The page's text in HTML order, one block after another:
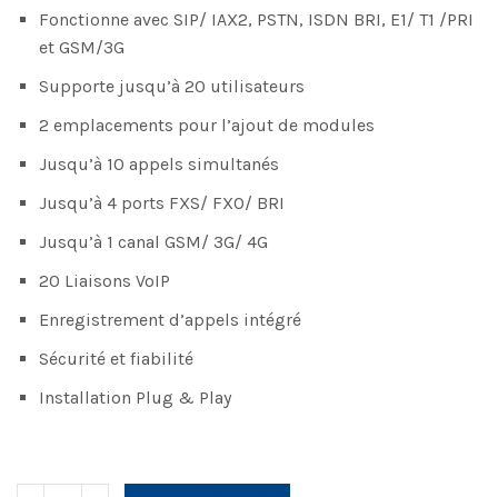
Fonctionne avec SIP/ IAX2, PSTN, ISDN BRI, E1/ T1 /PRI
et GSM/3G
Supporte jusqu’à 20 utilisateurs
2 emplacements pour l’ajout de modules
Jusqu’à 10 appels simultanés
Jusqu’à 4 ports FXS/ FXO/ BRI
Jusqu’à 1 canal GSM/ 3G/ 4G
20 Liaisons VoIP
Enregistrement d’appels intégré
Sécurité et fiabilité
Installation Plug & Play